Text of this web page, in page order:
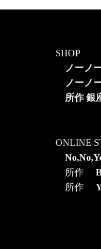
SHOP
ノーノ
ノーノ
所作 銀
ONLINE
所作
所作